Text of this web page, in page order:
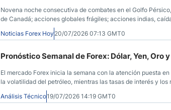
Novena noche consecutiva de combates en el Golfo
de Canadá; acciones globales frágiles; acciones indias,
Noticias Forex Hoy 20/07/2026 07:13 GMT0
Pronóstico Semanal de Forex: Dólar, Yen, Oro
El mercado Forex inicia la semana con la atención puesta
la volatilidad del petróleo, mientras las tasas de interés y
Análisis Técnico19/07/2026 14:19 GMT0